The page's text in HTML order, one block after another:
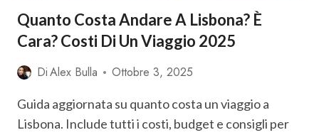
Quanto Costa Andare A Lisbona? È
Cara? Costi Di Un Viaggio 2025
DiAlex Bulla Ottobre 3, 2025
Guida aggiornata su quanto costa un viaggio a
Lisbona. Include tutti i costi, budget e consigli per